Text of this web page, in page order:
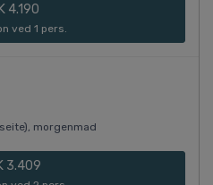
4.190
ved 1 pers.
morgenmad
3.409